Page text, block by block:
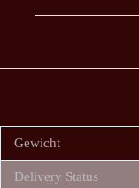
Gewicht
Delivery Status